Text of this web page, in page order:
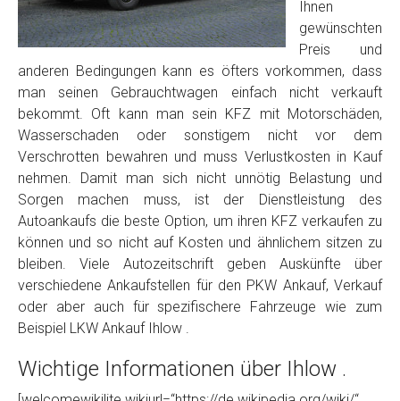
Foto Nr. 3
Sonstiges
Fertig
Wie viel ist 10+2 ?*
Ihnen
gewünschten
Preis und
anderen Bedingungen kann es öfters vorkommen, dass
man seinen Gebrauchtwagen einfach nicht verkauft
bekommt. Oft kann man sein KFZ mit Motorschäden,
Wasserschaden oder sonstigem nicht vor dem
Verschrotten bewahren und muss Verlustkosten in Kauf
nehmen. Damit man sich nicht unnötig Belastung und
Sorgen machen muss, ist der Dienstleistung des
Autoankaufs die beste Option, um ihren KFZ verkaufen zu
können und so nicht auf Kosten und ähnlichem sitzen zu
bleiben. Viele Autozeitschrift geben Auskünfte über
verschiedene Ankaufstellen für den PKW Ankauf, Verkauf
oder aber auch für spezifischere Fahrzeuge wie zum
Beispiel LKW Ankauf Ihlow .
Wichtige Informationen über Ihlow .